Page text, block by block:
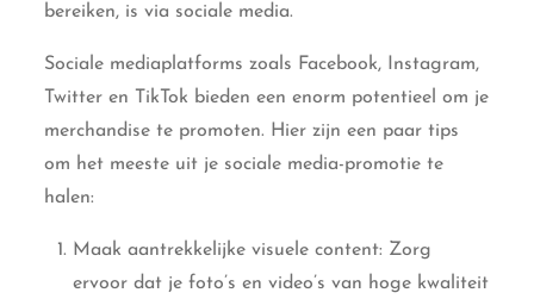
bereiken, is via sociale media.
Sociale mediaplatforms zoals Facebook, Instagram,
Twitter en TikTok bieden een enorm potentieel om je
merchandise te promoten. Hier zijn een paar tips
om het meeste uit je sociale media-promotie te
halen:
Maak aantrekkelijke visuele content: Zorg
ervoor dat je foto’s en video’s van hoge kwaliteit